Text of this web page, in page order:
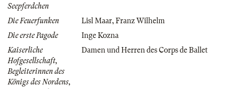
Seepferdchen
Die Feuerfunken Lisl Maar, Franz Wilhelm
Die erste Pagode
Inge Kozna
Kaiserliche
Hofgesellschaft,
Begleiterinnen des
Königs des Nordens,
Damen und Herren des Corps de Ballet